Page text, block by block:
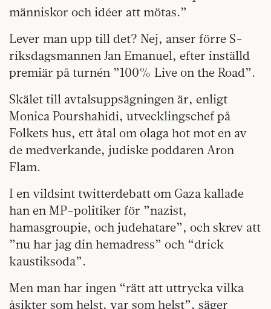
människor och idéer att mötas.”
Lever man upp till det? Nej, anser förre S-
riksdagsmannen Jan Emanuel, efter inställd
premiär på turnén ”100% Live on the Road”.
Skälet till avtalsuppsägningen är, enligt
Monica Pourshahidi, utvecklingschef på
Folkets hus, ett åtal om olaga hot mot en av
de medverkande, judiske poddaren Aron
Flam.
I en vildsint twitterdebatt om Gaza kallade
han en MP-politiker för ”nazist,
hamasgroupie, och judehatare”, och skrev att
”nu har jag din hemadress” och “drick
kaustiksoda”.
Men man har ingen “rätt att uttrycka vilka
åsikter som helst, var som helst”, säger